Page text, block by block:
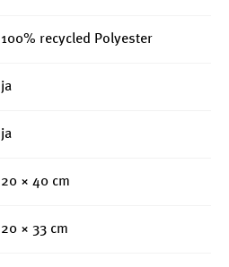
100% recycled Polyester
ja
ja
20 × 40 cm
20 × 33 cm